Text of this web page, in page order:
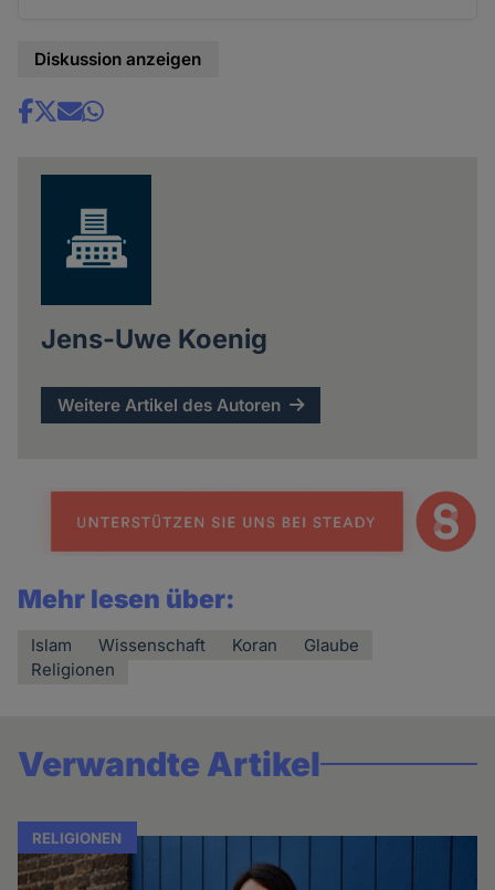
Diskussion anzeigen
Share
Jens-Uwe Koenig
Weitere Artikel des Autoren
Mehr lesen über:
Islam Wissenschaft Koran
Glaube
Religionen
Verwandte Artikel
RELIGIONEN